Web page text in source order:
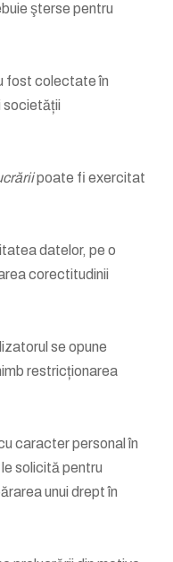
şterse pentru
fost colectate în
societății
poate fi exercitat
datelor, pe o
corectitudinii
se opune
restricționarea
caracter personal în
solicită pentru
unui drept în